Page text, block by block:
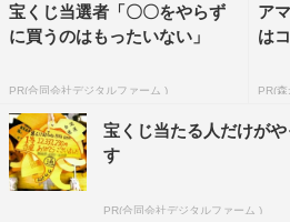
にしてたんです」と焦ったという
前日スーパーで買い物したことを
い場所とは？トーク中、「パンパ
う中居がたびたびツッコんで笑い
宝くじ当選者「〇〇をやらず
に買うのはもったいない」
PR(合同会社デジタルファーム )
ア
は
PR(
宝くじ当たる人だけが
す
PR(合同会社デジタルファーム )